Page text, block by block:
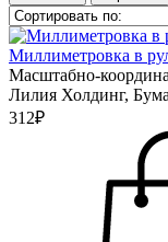
Миллиметровка в
Масштабно-
Лилия Холдинг,
312₽